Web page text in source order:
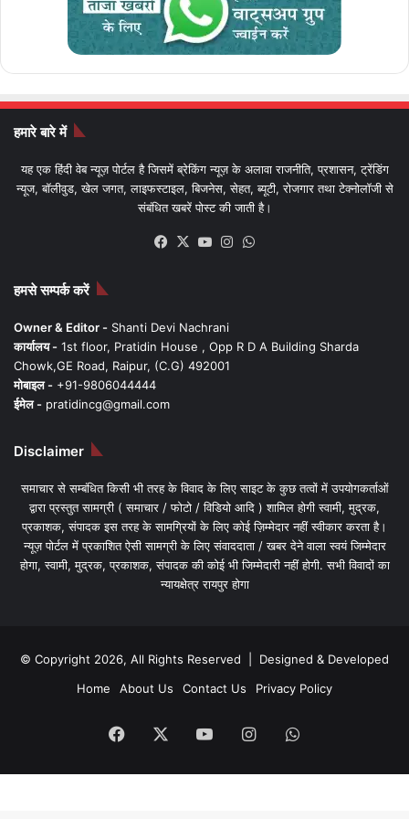
हमारे बारे में
यह एक हिंदी वेब न्यूज़ पोर्टल है जिसमें ब्रेकिंग न्यूज़ के अलावा राजनीति, प्रशासन, ट्रेंडिंग
न्यूज, बॉलीवुड, खेल जगत, लाइफस्टाइल, बिजनेस, सेहत, ब्यूटी, रोजगार तथा टेक्नोलॉजी से
संबंधित खबरें पोस्ट की जाती है।
Facebook
X YouTubeInstagram
हमसे सम्पर्क करें
Owner & Editor - Shanti Devi Nachrani
कार्यालय - 1st floor, Pratidin House , Opp R D A Building Sharda
Chowk,GE Road, Raipur, (C.G) 492001
मोबाइल - +91-9806044444
ईमेल - pratidincg@gmail.com
Disclaimer
समाचार से सम्बंधित किसी भी तरह के विवाद के लिए साइट के कुछ तत्वों में उपयोगकर्ताओं
द्वारा प्रस्तुत सामग्री ( समाचार / फोटो / विडियो आदि ) शामिल होगी स्वामी, मुद्रक,
प्रकाशक, संपादक इस तरह के सामग्रियों के लिए कोई ज़िम्मेदार नहीं स्वीकार करता है।
न्यूज़ पोर्टल में प्रकाशित ऐसी सामग्री के लिए संवाददाता / खबर देने वाला स्वयं जिम्मेदार
होगा, स्वामी, मुद्रक, प्रकाशक, संपादक की कोई भी जिम्मेदारी नहीं होगी. सभी विवादों का
न्यायक्षेत्र रायपुर होगा
© Copyright 2026, All Rights Reserved | Designed & Developed
Home
About Us Contact Us Privacy Policy
Facebook YouTubeInstagramWhatsApp